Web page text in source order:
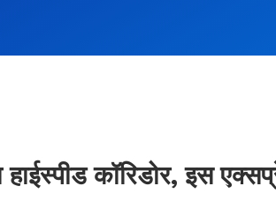
हाईस्पीड कॉरिडोर, इस